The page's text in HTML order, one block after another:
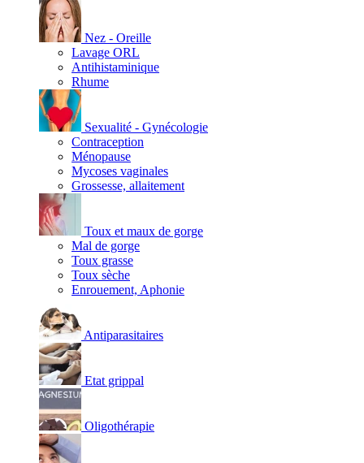
Nez - Oreille
Lavage ORL
Antihistaminique
Rhume
Sexualité - Gynécologie
Contraception
Ménopause
Mycoses vaginales
Grossesse, allaitement
Toux et maux de gorge
Mal de gorge
Toux grasse
Toux sèche
Enrouement, Aphonie
Antiparasitaires
Etat grippal
Oligothérapie